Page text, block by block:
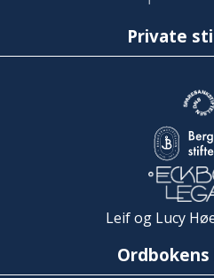
Private
Leif og Lucy